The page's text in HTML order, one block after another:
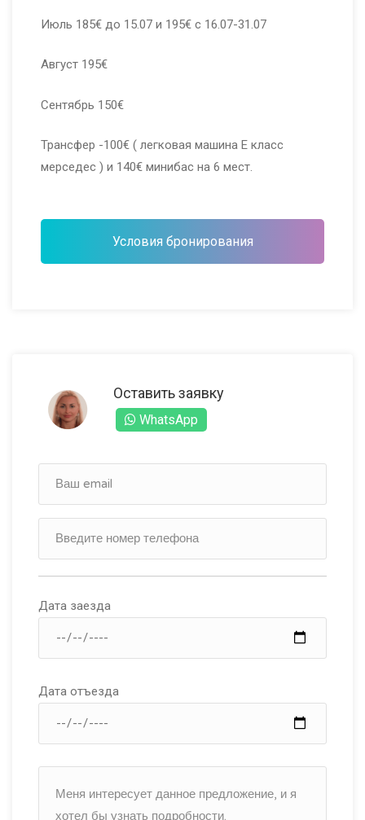
Июль 185€ до 15.07 и 195€ с 16.07-31.07
Август 195€
Сентябрь 150€
Трансфер -100€ ( легковая машина Е класс
мерседес ) и 140€ минибас на 6 мест.
Условия бронирования
Оставить заявку
WhatsApp
Дата заезда
Дата отъезда